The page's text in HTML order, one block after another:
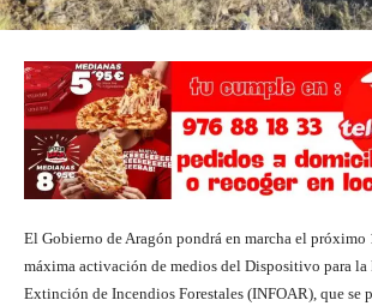
El Gobierno de Aragón pondrá en marcha el próximo
máxima activación de medios del Dispositivo para la
Extinción de Incendios Forestales (INFOAR), que se